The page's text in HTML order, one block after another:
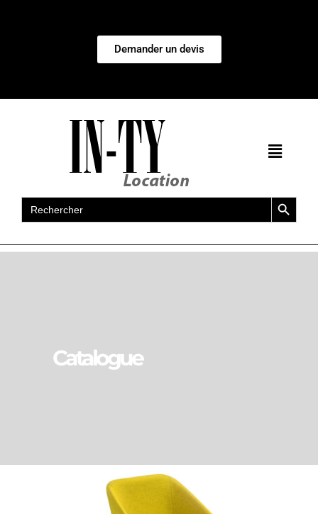
Demander un devis
Search
for:
Search Button
Catalogue